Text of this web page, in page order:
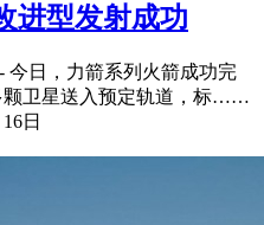
进型发射成功
今日，力箭系列火箭成功完
颗卫星送入预定轨道，标……
日